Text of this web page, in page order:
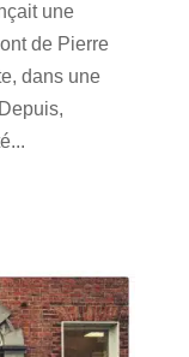
une
de Pierre
dans une